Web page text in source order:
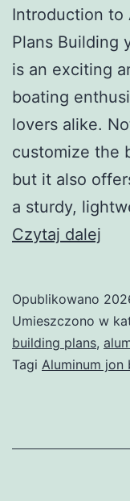
Introduction to
Plans Building
is an exciting
boating
lovers alike.
customize the
but it also
a sturdy,
Czytaj dalej
Jon
Opublikowano
Umieszczono w
building plans,
Tagi Aluminum